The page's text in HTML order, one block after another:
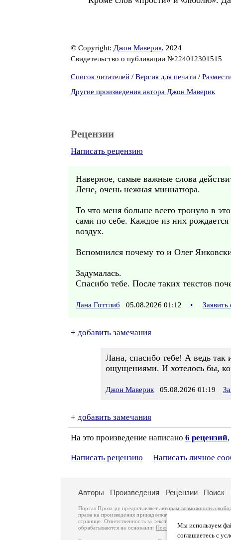
© Copyright: Джон Маверик, 2024
Свидетельство о публикации №224012301515
Список читателей / Версия для печати /
Другие произведения автора Джон Маверик
Рецензии
Написать рецензию
Наверное, самые важные слова
Лене, очень нежная миниатюра.
То что меня больше всего тронуло в
сами по себе. Каждое из них
воздух.
Вспомнился почему то и Олег
Задумалась.
Спасибо тебе. После таких текстов
Лана Готтлиб 05.08.2026 01:12 •
+ добавить замечания
Лана, спасибо тебе! А ведь
ощущениями. И хотелось бы,
Джон Маверик 05.08.2026 01:19
+ добавить замечания
На это произведение написано 6 рецензий
Написать рецензию Написать личное
Мы используем
соглашаетесь с
Авторы Произведения Рецензии Поиск
Портал Проза.ру предоставляет авторам возможность
права на произведения принадлежат авторам и охраняются
странице. Ответственность за тексты произведений авторы
обрабатываются на основании Политики обработки